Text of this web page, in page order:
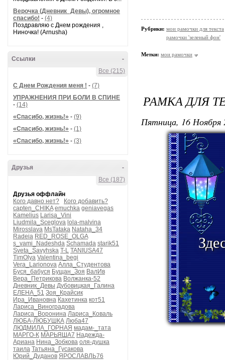
Верочка (Дневник_Девы), огромное
спасибо! - (4)
Поздравляю с Днем рождения ,
Ниночка! (Arnusha)
-
Ссылки
Все (215)
С Днем Рождения меня ! - (7)
УПРАЖНЕНИЯ ПРИ БОЛИ В СПИНЕ
- (14)
«Спасибо, жизнь!» - (9)
«Спасибо, жизнь!» - (1)
«Спасибо, жизнь!» - (3)
-
Друзья
Все (187)
Друзья оффлайн
Кого давно нет?
Кого добавить?
capten_CHIKA emuchka geniavegas
Kamelius Larisa_Vini
Liudmila_Sceglova lola-malvina
Mirosslava MsTataka Nataha_34
Radeia RED_ROSE_OLGA
s_vami_Nadeshda Schamada starik51
Sveta_Savyhska T-L TANIUSA47
TimOlya Valentina_begi
Vera_Larionova Алла_Студентова
Буся_бабуся Бущан_Зоя ВалИв
Вера_Петрикова Волжанка-52
Дневник_Девы Дубовицкая_Галина
ЕЛЕНА_51 Зоя_Крайсик
Ира_Ивановна Кахетинка кот51
Лариса_Виноградова
Лариса_Воронина Лариса_Коваль
ЛЮБА-ЛЮБУШКА Люба47
ЛЮДМИЛА_ГОРНАЯ мадам-_тата
МАРГО-К МАРЬЯША7 Надежда-
Ариана Нина_Зобкова оля-душка
таила Татьяна_Гусакова
Юрий_Дуданов ЯРОСЛАВЛЬ76
Рубрики: мои рамочки для текста
рамочки 'зеленый фон'
Метки: мои рамочки
РАМКА ДЛЯ
Пятница, 16 Ноября